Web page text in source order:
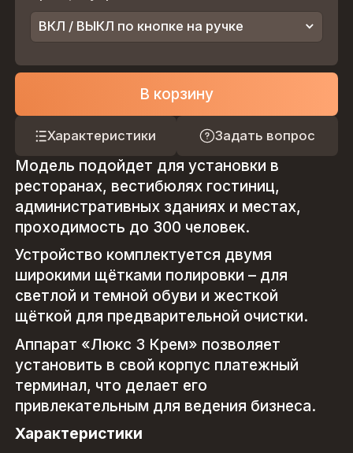
ВКЛ / ВЫКЛ по кнопке на ручке
В корзину
Характеристики Задать вопрос
Модель подойдет для установки в
ресторанах, вестибюлях гостиниц,
административных зданиях и местах,
проходимость до 300 человек.
Устройство комплектуется двумя
широкими щётками полировки – для
светлой и темной обуви и жесткой
щёткой для предварительной очистки.
Аппарат «Люкс 3 Крем» позволяет
установить в свой корпус платежный
терминал, что делает его
привлекательным для ведения бизнеса.
Характеристики